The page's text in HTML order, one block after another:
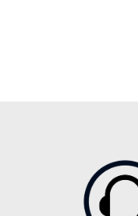
Faaborg,
hverdage. Vores